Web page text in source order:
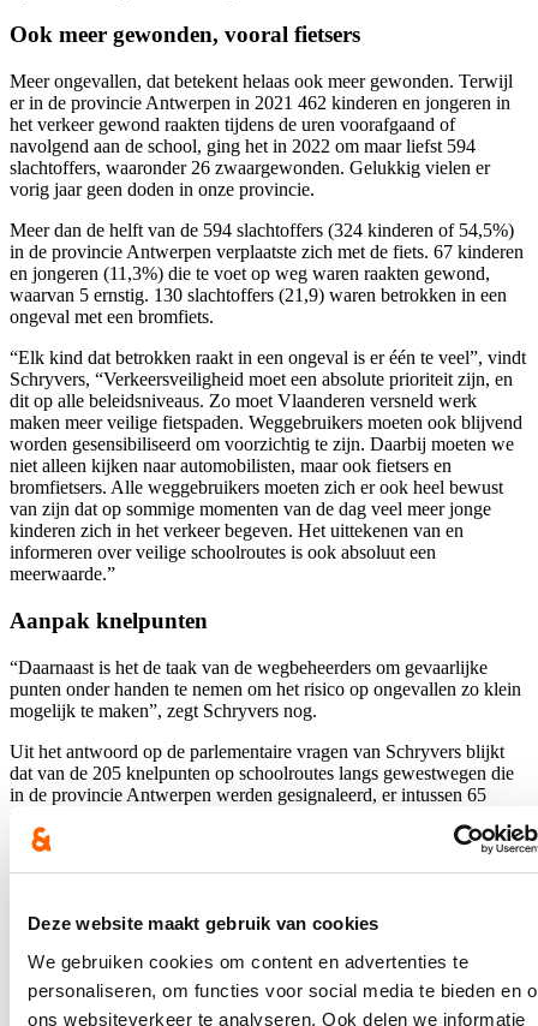
Deze website maakt gebruik van cookies
We gebruiken cookies om content en advertenties te
personaliseren, om functies voor social media te bieden en
ons websiteverkeer te analyseren. Ook delen we informatie
Ook meer gewonden, vooral fietsers
Meer ongevallen, dat betekent helaas ook meer gewonden. Terwijl
er in de provincie Antwerpen in 2021 462 kinderen en jongeren in
het verkeer gewond raakten tijdens de uren voorafgaand of
navolgend aan de school, ging het in 2022 om maar liefst 594
slachtoffers, waaronder 26 zwaargewonden. Gelukkig vielen er
vorig jaar geen doden in onze provincie.
Meer dan de helft van de 594 slachtoffers (324 kinderen of 54,5%)
in de provincie Antwerpen verplaatste zich met de fiets. 67 kinderen
en jongeren (11,3%) die te voet op weg waren raakten gewond,
waarvan 5 ernstig. 130 slachtoffers (21,9) waren betrokken in een
ongeval met een bromfiets.
“Elk kind dat betrokken raakt in een ongeval is er één te veel”, vindt
Schryvers, “Verkeersveiligheid moet een absolute prioriteit zijn, en
dit op alle beleidsniveaus. Zo moet Vlaanderen versneld werk
maken meer veilige fietspaden. Weggebruikers moeten ook blijvend
worden gesensibiliseerd om voorzichtig te zijn. Daarbij moeten we
niet alleen kijken naar automobilisten, maar ook fietsers en
bromfietsers. Alle weggebruikers moeten zich er ook heel bewust
van zijn dat op sommige momenten van de dag veel meer jonge
kinderen zich in het verkeer begeven. Het uittekenen van en
informeren over veilige schoolroutes is ook absoluut een
meerwaarde.”
Aanpak knelpunten
“Daarnaast is het de taak van de wegbeheerders om gevaarlijke
punten onder handen te nemen om het risico op ongevallen zo klein
mogelijk te maken”, zegt Schryvers nog.
Uit het antwoord op de parlementaire vragen van Schryvers blijkt
dat van de 205 knelpunten op schoolroutes langs gewestwegen die
in de provincie Antwerpen werden gesignaleerd, er intussen 65
werden uitgevoerd of in uitvoering zijn. Voor 66 knelpunten is de
aanpassing in voorbereiding of al gepland. 12 knelpunten worden
nog nader onderzocht. Daarnaast zijn er 17 knelpunten waar verdere
is van andere wegenwerken. De overige 45 knelpunten worden, na
om aan te passen.
“Ik wil hierbij een oproep doen om verder werk te maken van het